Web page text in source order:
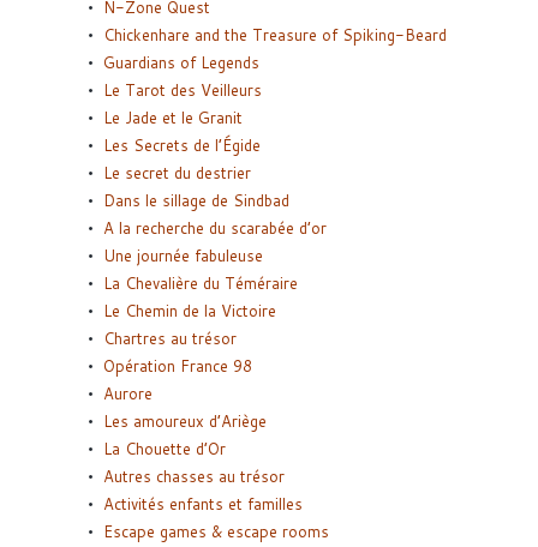
N-Zone Quest
Chickenhare and the Treasure of Spiking-Beard
Guardians of Legends
Le Tarot des Veilleurs
Le Jade et le Granit
Les Secrets de l’Égide
Le secret du destrier
Dans le sillage de Sindbad
A la recherche du scarabée d’or
Une journée fabuleuse
La Chevalière du Téméraire
Le Chemin de la Victoire
Chartres au trésor
Opération France 98
Aurore
Les amoureux d’Ariège
La Chouette d’Or
Autres chasses au trésor
Activités enfants et familles
Escape games & escape rooms